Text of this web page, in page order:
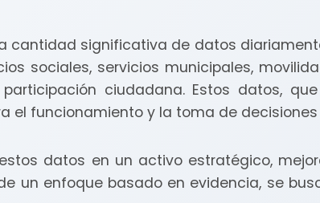
cantidad significativa de datos
sociales, servicios municipales,
ciudadana. Estos datos,
el funcionamiento y la toma de
datos en un activo estratégico,
un enfoque basado en evidencia, se